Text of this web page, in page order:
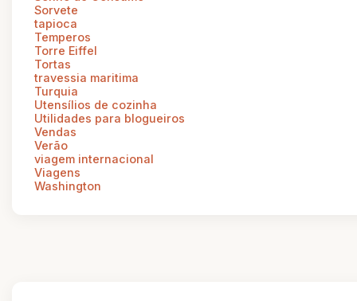
Sorvete
tapioca
Temperos
Torre Eiffel
Tortas
travessia maritima
Turquia
Utensílios de cozinha
Utilidades para blogueiros
Vendas
Verão
viagem internacional
Viagens
Washington